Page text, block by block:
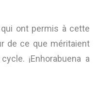
ont permis à cette
de ce que méritaient
¡Enhorabuena a